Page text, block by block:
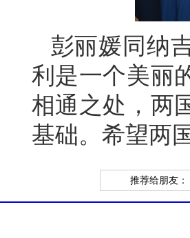
彭丽媛同纳
利是一个美丽
相通之处，两
基础。希望两
推荐给朋友：